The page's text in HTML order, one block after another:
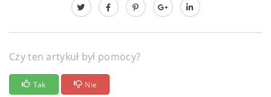
Czy ten artykuł był pomocy?
Tak Nie